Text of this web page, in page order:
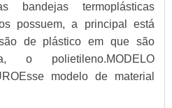
bandejas termoplásticas
possuem, a principal está
de plástico em que são
o polietileno.MODELO
modelo de material